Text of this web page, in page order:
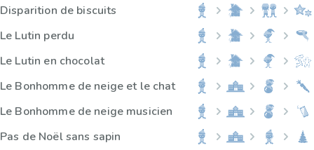
Disparition de biscuits
Le Lutin perdu
Le Lutin en chocolat
Le Bonhomme de neige et le chat
Le Bonhomme de neige musicien
Pas de Noël sans sapin